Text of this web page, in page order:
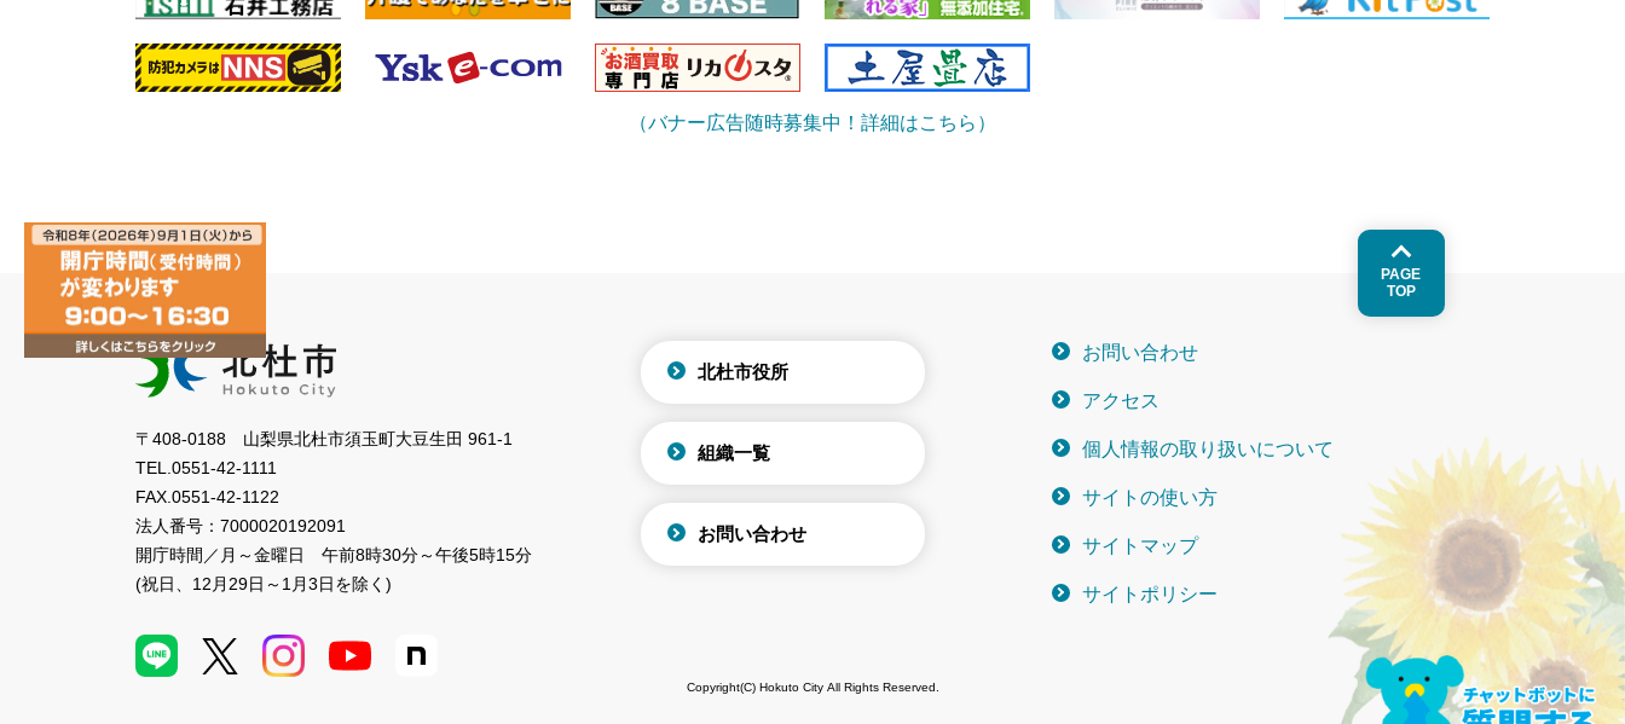
（バナー広告随時募集中！詳細はこちら）
PAGE
TOP
〒408-0188 山梨県北杜市須玉町大豆生田 961-1
TEL. 0551-42-1111
FAX. 0551-42-1122
法人番号： 7000020192091
開庁時間／月～金曜日
午前8時30分～午後5時15分
(祝日、12月29日～1月3日を除く)
北杜市役所
組織一覧
お問い合わせ
お問い合わせ
アクセス
個人情報の取り扱いについて
サイトの使い方
サイトマップ
サイトポリシー
Copyright(C) Hokuto City All Rights Reserved.